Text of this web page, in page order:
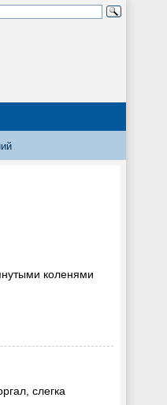
коленями
слегка